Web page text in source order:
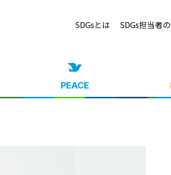
SDGsとは SDGs担当者
PEACE